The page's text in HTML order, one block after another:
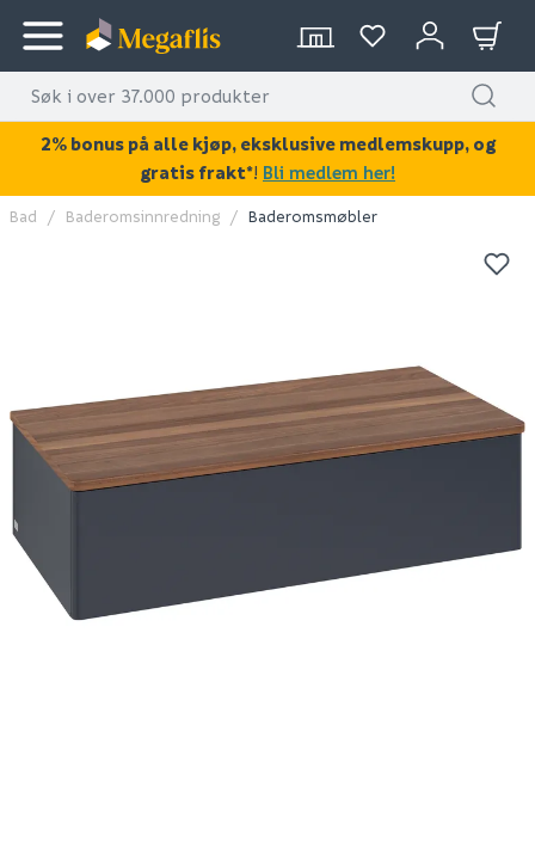
KAN DISSE VÆRE AV INTERESSE?
veggskål exclusive m/
sete
1000x268x500
Bad Baderomsinnredning Baderomsmøbler
2% bonus på alle kjøp, eksklusive medlemskupp, og
gratis frakt*! Bli medlem her!